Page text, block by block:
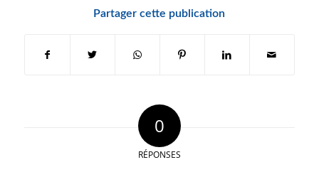
Partager cette publication
0
RÉPONSES